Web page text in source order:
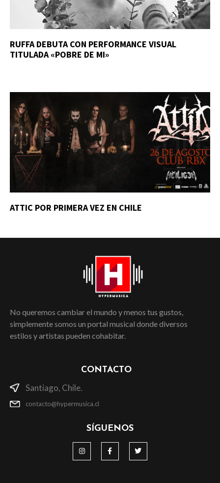
RUFFA DEBUTA CON PERFORMANCE VISUAL
TITULADA «POBRE DE MI»
ATTIC POR PRIMERA VEZ EN CHILE
No queremos cambiar el mundo y menos tus gustos,
simplemente somos un portal musical donde diversos
estilos y artistas pueden cohabitar.
CONTACTO
Santiago, Chile.
contacto@hypermusica.cl
SÍGUENOS